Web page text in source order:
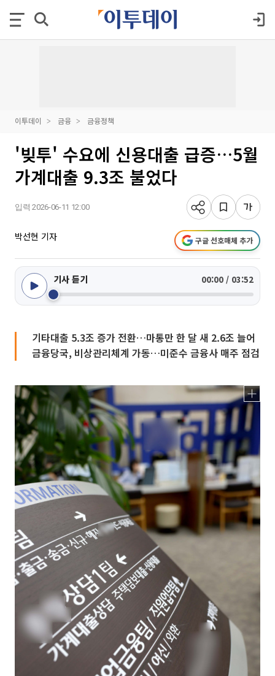
이투데이 금융 금융정책
'빚투' 수요에 신용대출 급증…5월
가계대출 9.3조 불었다
입력 2026-06-11 12:00
박선현 기자 구글 선호매체 추가
기사 듣기 00:00 / 03:52
기타대출 5.3조 증가 전환…마통만 한 달 새 2.6조 늘어
금융당국, 비상관리체계 가동…미준수 금융사 매주 점검